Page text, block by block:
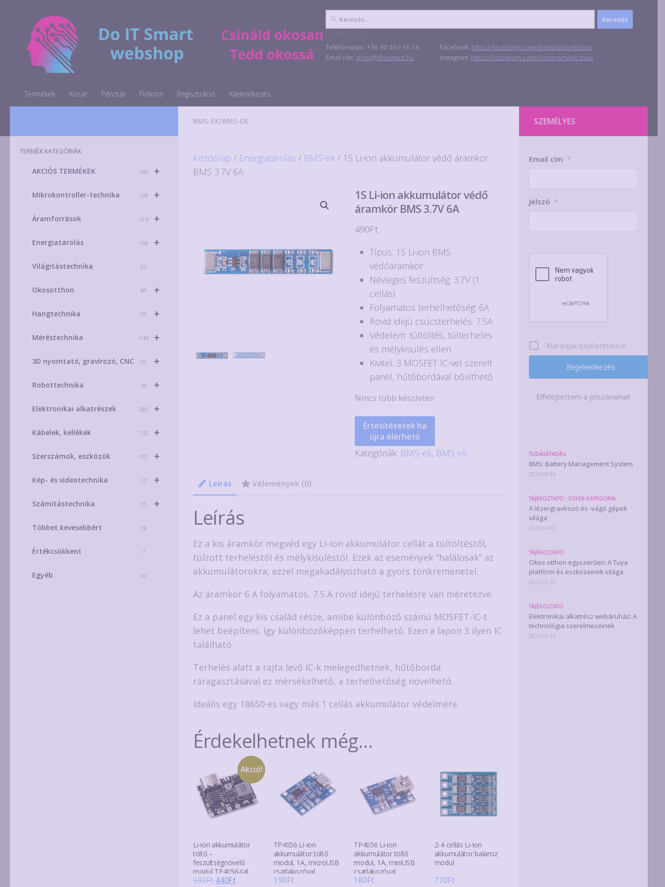
Skip to content Keresés:
Telefonszám: +36 30 160 16 16 Facebook: https://facebook.com/doitsmartwebshop
Email cím: shop@doitsmart.hu Instagram: https://instagram.com/doitsmartwebshop
Termékek Kosár Pénztár Fiókom Regisztráció Kijelentkezés
BMS-EK/BMS-EK
Kezdőlap / Energiatárolás / BMS-ek / 1S Li-ion akkumulátor védő áramkör
BMS 3.7V 6A
1S Li-ion akkumulátor védő
áramkör BMS 3.7V 6A
490Ft
Típus: 1S Li-ion BMS
védőáramkör
Névleges feszültség: 3.7V (1
cellás)
Folyamatos terhelhetőség: 6A
Rövid idejű csúcsterhelés: 7.5A
Védelem: túltöltés, túlterhelés
és mélykisülés ellen
Kivitel: 3 MOSFET IC-vel szerelt
panel, hűtőbordával bővíthető
Nincs több készleten
Értesítésetek ha
újra elérhető
Kategóriák: BMS-ek, BMS-ek
Leírás Vélemények (0)
Leírás
Ez a kis áramkör megvéd egy Li-ion akkumulátor cellát a túltöltéstől,
túlzott terheléstől és mélykisüléstől. Ezek az események “halálosak” az
akkumulátorokra, ezzel megakadályozható a gyors tönkremenetel.
Az áramkör 6 A folyamatos, 7.5 A rövid idejű terhelésre van méretezve.
Ez a panel egy kis család része, amibe különböző számú MOSFET-IC-t
lehet beépíteni, így különbözőképpen terhelhető. Ezen a lapon 3 ilyen IC
található.
Terhelés alatt a rajta levő IC-k melegedhetnek, hűtőborda
ráragasztásával ez mérsékelhető, a terhelhetőség növelhető.
Ideális egy 18650-es vagy más 1 cellás akkumulátor védelmére.
Érdekelhetnek még…
Akció!
Li-ion akkumulátor
töltő –
feszültségnövelő
modul TP4056-tal,
USB-C-vel
590Ft Original
440Ft
TP4056 Li-ion
akkumulátor töltő
modul, 1A, microUSB
csatlakozóval
190Ft
TP4056 Li-ion
akkumulátor töltő
modul, 1A, miniUSB
csatlakozóval
180Ft
2-4 cellás Li-ion
akkumulátor balansz
modul
770Ft
TERMÉK KATEGÓRIÁK
+
AKCIÓS TERMÉKEK 181
+
Mikrokontroller-technika 329
+
Áramforrások 214
+
Energiatárolás 156
Világítástechnika 53
+
Okosotthon 89
+
Hangtechnika 50
+
Méréstechnika 144
+
3D nyomtató, gravírozó, CNC 91
+
Robottechnika 30
+
Elektronikai alkatrészek 583
+
Kábelek, kellékek 132
+
Szerszámok, eszközök 151
+
Kép- és videotechnika 12
+
Számítástechnika 11
Többet kevesebbért 16
Értékcsökkent 7
Egyéb 33
SZEMÉLYES
Email cím *
Jelszó *
Maradjak bejelentkezve
Elfelejtettem a jelszavamat
TUDÁSÁTADÁS
BMS: Battery Management System
2026.08.06.
TÁJÉKOZTATÓ / EGYÉB KATEGÓRIA
A lézergravírozó és -vágó gépek
világa
2025.04.03.
TÁJÉKOZTATÓ
Okos otthon egyszerűen: A Tuya
platform és eszközeinek világa
2025.03.20.
TÁJÉKOZTATÓ
Elektronikai alkatrész webáruház: A
technológia szerelmeseinek
2025.03.12.